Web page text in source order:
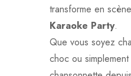
transforme en
Karaoke Party.
Que vous soyez
choc ou